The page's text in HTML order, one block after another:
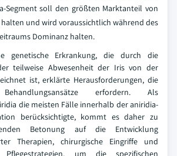
Segment soll den größten Marktanteil von
halten und wird voraussichtlich während des
Dominanz halten.
genetische Erkrankung, die durch die
teilweise Abwesenheit der Iris von der
ist, erklärte Herausforderungen, die
erfordern. Als
die meisten Fälle innerhalb der aniridia-
berücksichtigte, kommt es daher zu
Betonung auf die Entwicklung
Therapien, chirurgische Eingriffe und
Pflegestrategien, um die spezifischen